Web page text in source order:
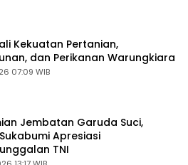
Kekuatan Pertanian,
dan Perikanan Warungkiara
07:09 WIB
Jembatan Garuda Suci,
Apresiasi
TNI